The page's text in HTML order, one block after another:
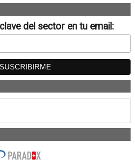
del sector en tu email: